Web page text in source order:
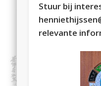
Stuur bij
relevante